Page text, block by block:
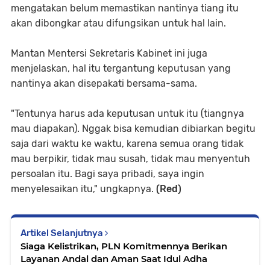
mengatakan belum memastikan nantinya tiang itu
akan dibongkar atau difungsikan untuk hal lain.
Mantan Mentersi Sekretaris Kabinet ini juga
menjelaskan, hal itu tergantung keputusan yang
nantinya akan disepakati bersama-sama.
"Tentunya harus ada keputusan untuk itu (tiangnya
mau diapakan). Nggak bisa kemudian dibiarkan begitu
saja dari waktu ke waktu, karena semua orang tidak
mau berpikir, tidak mau susah, tidak mau menyentuh
persoalan itu. Bagi saya pribadi, saya ingin
menyelesaikan itu," ungkapnya. (Red)
Artikel Selanjutnya
Siaga Kelistrikan, PLN Komitmennya Berikan
Layanan Andal dan Aman Saat Idul Adha